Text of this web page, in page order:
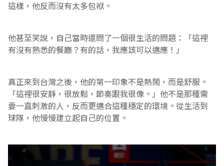
這樣，他反而沒有太多包袱。
他甚至笑說，自己當時還問了一個很生活的問題：「這裡
有沒有熟悉的餐廳？有的話，我應該可以適應！」
真正來到台灣之後，他的第一印象不是熱鬧，而是舒服。
「這裡很安靜，很放鬆，節奏跟我很像。」他不是那種需
要一直刺激的人，反而更適合這種穩定的環境。從生活到
球隊，他慢慢建立起自己的位置。